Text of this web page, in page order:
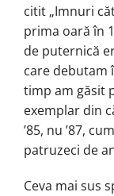
citit „Imnuri
prima oară în
de puternică
care debutam
timp am găsit
exemplar din
’85, nu ’87,
patruzeci de
Ceva mai sus